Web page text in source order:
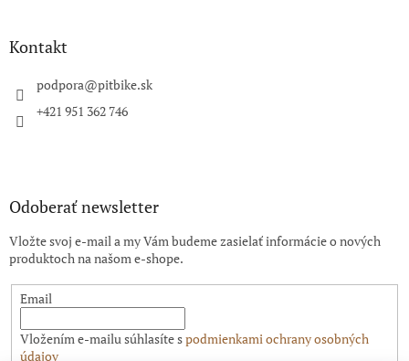
Kontakt
podpora@pitbike.sk
+421 951 362 746
Odoberať newsletter
Vložte svoj e-mail a my Vám budeme zasielať informácie o nových
produktoch na našom e-shope.
Email
Vložením e-mailu súhlasíte spodmienkami ochrany osobných
údajov